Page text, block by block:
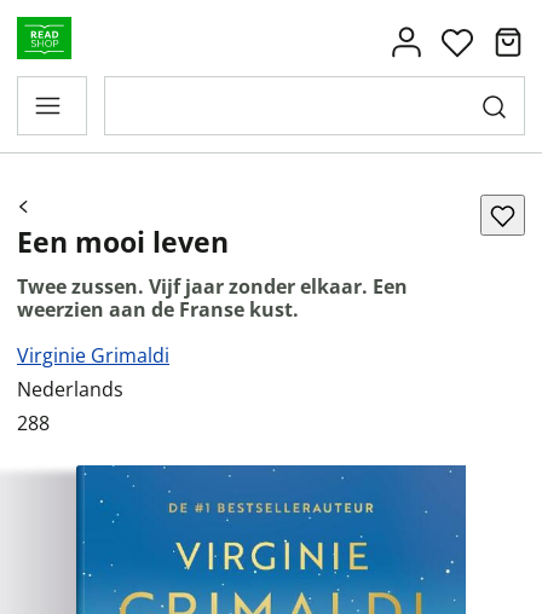
Een mooi leven
Twee zussen. Vijf jaar zonder elkaar. Een
weerzien aan de Franse kust.
Virginie Grimaldi
Nederlands
288